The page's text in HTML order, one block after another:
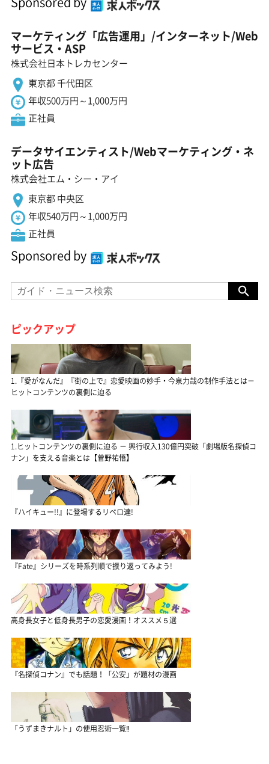
マーケティング「広告運用」/インターネット/Web
サービス・ASP
株式会社日本トレカセンター
東京都 千代田区
年収500万円～1,000万円
正社員
データサイエンティスト/Webマーケティング・ネ
ット広告
株式会社エム・シー・アイ
東京都 中央区
年収540万円～1,000万円
正社員
Sponsored by
ピックアップ
1.『愛がなんだ』『街の上で』恋愛映画の妙手・今泉力哉の制作手法とは－
ヒットコンテンツの裏側に迫る
1.ヒットコンテンツの裏側に迫る － 興行収入130億円突破「劇場版名探偵コ
ナン」を支える音楽とは【菅野祐悟】
『ハイキュー!!』に登場するリベロ達!
『Fate』シリーズを時系列順で振り返ってみよう!
高身長女子と低身長男子の恋愛漫画！オススメ５選
『名探偵コナン』でも話題！「公安」が題材の漫画
「うずまきナルト」の使用忍術一覧‼